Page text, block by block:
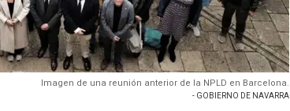
Imagen de una reunión anterior de la NPLD en Barcelona.
- GOBIERNO DE NAVARRA